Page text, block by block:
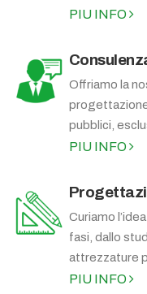
PIU INFO
Offriamo la
pubblici,
PIU INFO
Curiamo
fasi, dallo
attrezzature
PIU INFO